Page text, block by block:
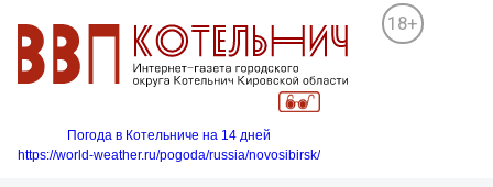
18+
Погода в Котельниче на 14 дней
https://world-weather.ru/pogoda/russia/novosibirsk/